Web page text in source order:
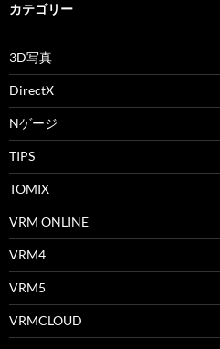
カテゴリー
3D写真
DirectX
Nゲージ
TIPS
TOMIX
VRM ONLINE
VRM4
VRM5
VRMCLOUD